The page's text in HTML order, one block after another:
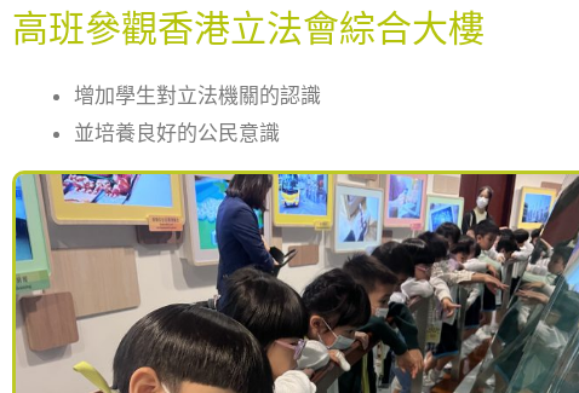
高班參觀香港立法會綜合大樓
增加學生對立法機關的認識
並培養良好的公民意識